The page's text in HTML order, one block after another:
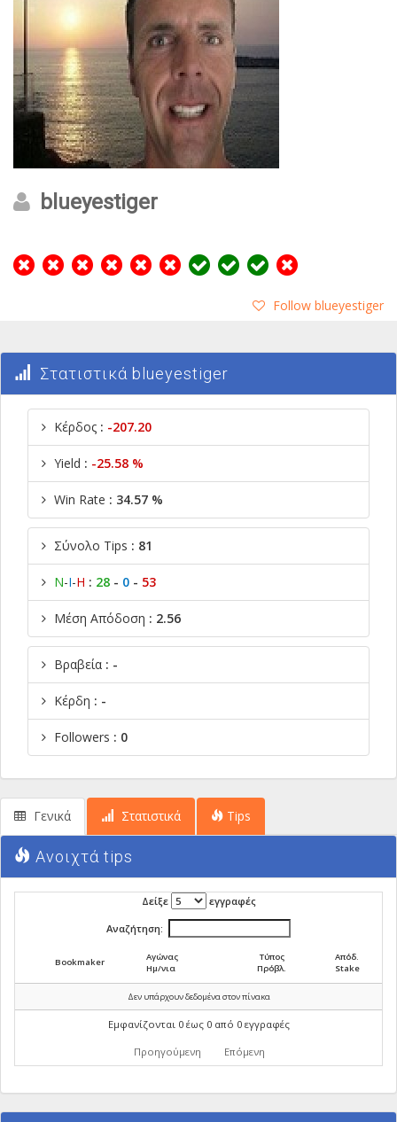
blueyestiger
Follow blueyestiger
Στατιστικά blueyestiger
Κέρδος : -207.20
Yield : -25.58 %
Win Rate : 34.57 %
Σύνολο Tips : 81
Ν-Ι-Η : 28 - 0 - 53
Μέση Απόδοση : 2.56
Βραβεία : -
Κέρδη : -
Followers : 0
Γενικά Στατιστικά Tips
Ανοιχτά tips
Δείξε εγγραφές
Αναζήτηση:
Bookmaker
Αγώνας
Ημ/νια
Τύπος
Πρόβλ.
Απόδ.
Stake
Δεν υπάρχουν δεδομένα στον πίνακα
Εμφανίζονται 0 έως 0 από 0 εγγραφές
Προηγούμενη Επόμενη